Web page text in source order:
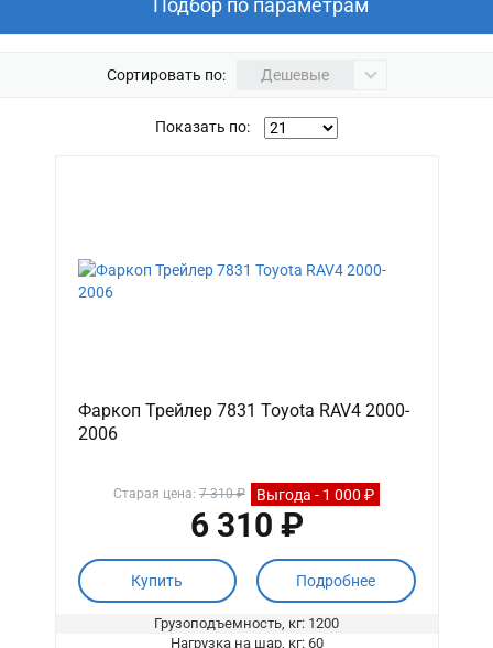
Подбор по параметрам
Сортировать по: Дешевые
Показать по:
Фаркоп Трейлер 7831 Toyota RAV4 2000-
2006
Старая цена: 7 310 ₽ Выгода - 1 000 ₽
6 310 ₽
Купить Подробнее
Грузоподъемность, кг: 1200
Нагрузка на шар, кг: 60